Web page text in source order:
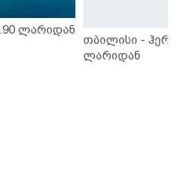
ლარიდან
თბილისი -
ლარიდან